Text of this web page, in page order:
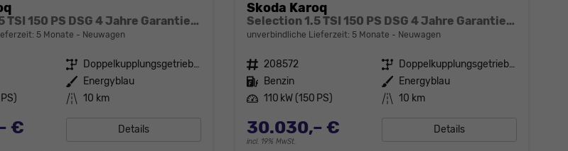
Selection 1.5 TSI 150 PS DSG 4 Jahre Garantie-Keyless Start-AppleCarPlay-AndroidAuto-Sunset-Tempomat-2-Zonen-Klima-16''Alu
5 Monate Neuwagen
Getriebe
Doppelkupplungsgetriebe (DSG)
Außenfarbe Energyblau
Kilometerstand 10 km
€ Details
Skoda Karoq
Selection 1.5 TSI 150 PS DSG 4 Jahre Garantie-Keyless Start-AppleCarPlay-AndroidAuto-Sunset-Tempomat-2-Zonen-Klima-16''Alu
unverbindliche Lieferzeit: 5 Monate Neuwagen
Fahrzeugnr. 208572 Getriebe
Doppelkupplungsgetriebe (DSG)
Kraftstoff Benzin Außenfarbe Energyblau
Leistung 110 kW (150 PS) Kilometerstand 10 km
30.030,– €
incl. 19% MwSt.
Details